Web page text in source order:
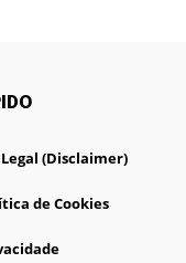
(Disclaimer)
de Cookies